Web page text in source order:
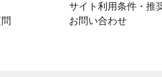
サイト利用条件・推
お問い合わせ